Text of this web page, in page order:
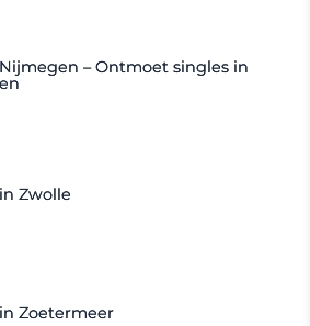
– Ontmoet singles in
Zwolle
Zoetermeer